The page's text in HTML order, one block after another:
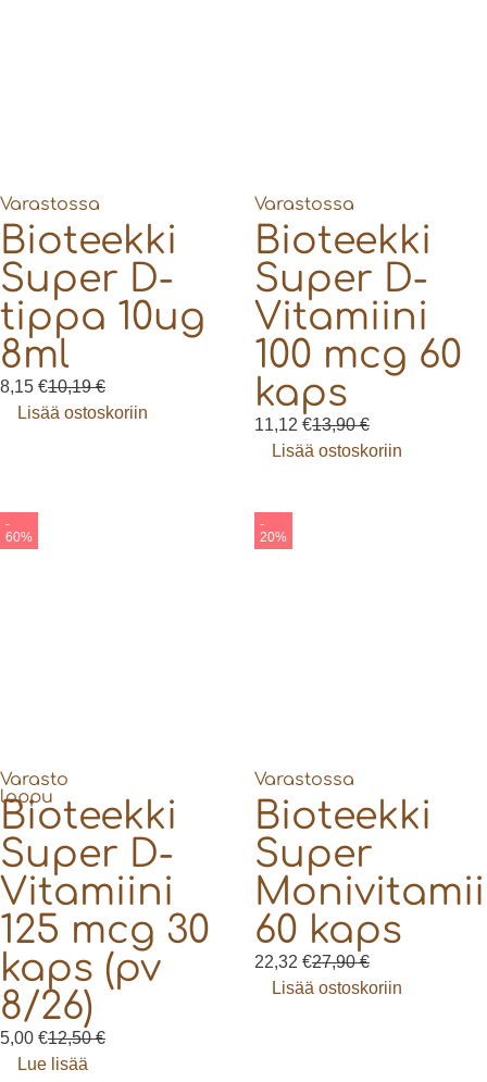
Varastossa
Bioteekki
Super D-
tippa 10ug
8ml
10,19€
8,15 €
Lisää ostoskoriin
Varastossa
Bioteekki
Super D-
Vitamiini
100 mcg 60
kaps
13,90€
11,12 €
Lisää ostoskoriin
-
60%
Varasto
loppu
Bioteekki
Super D-
Vitamiini
125 mcg 30
kaps (pv
8/26)
12,50€
5,00 €
Lue lisää
-
20%
Varastossa
Bioteekki
Super
60 kaps
27,90€
22,32 €
Lisää ostoskoriin